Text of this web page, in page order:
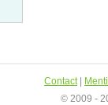
Contact|
© 2009 -